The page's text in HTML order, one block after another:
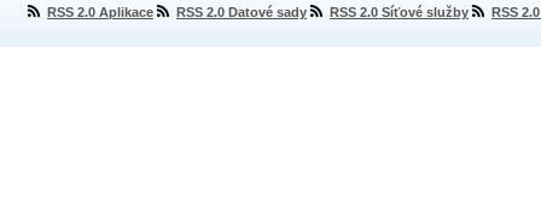
RSS 2.0 Aplikace
RSS 2.0 Datové sady RSS 2.0 Síťové služby RSS